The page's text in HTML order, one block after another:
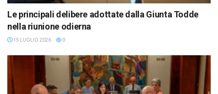
Le principali delibere adottate dalla Giunta Todde
nella riunione odierna
15 LUGLIO 2026 0